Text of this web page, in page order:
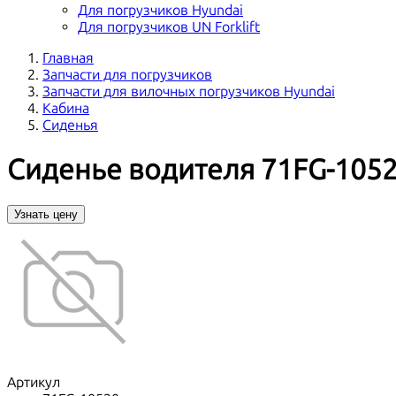
Для погрузчиков Hyundai
Для погрузчиков UN Forklift
Главная
Запчасти для погрузчиков
Запчасти для вилочных погрузчиков Hyundai
Кабина
Сиденья
Сиденье водителя 71FG-
Узнать цену
Артикул